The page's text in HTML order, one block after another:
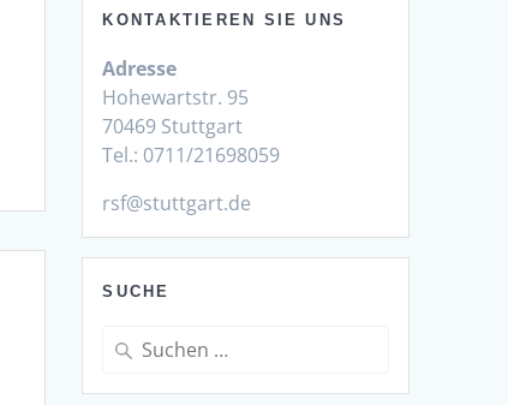
KONTAKTIEREN SIE UNS
Adresse
Hohewartstr. 95
70469 Stuttgart
Tel.: 0711/21698059
rsf@stuttgart.de
SUCHE
Suche